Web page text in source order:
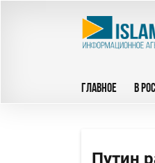
ГЛАВНОЕ В
Путин